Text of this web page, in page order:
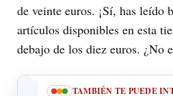
de veinte euros. ¡Sí, has leído
artículos disponibles en esta
debajo de los diez euros. ¿No
TAMBIÉN TE PUEDE